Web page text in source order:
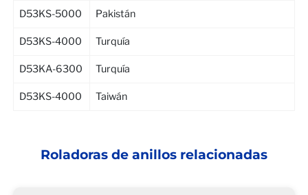
D53KS-5000 Pakistán
D53KS-4000 Turquía
D53KA-6300 Turquía
D53KS-4000 Taiwán
Roladoras de anillos relacionadas